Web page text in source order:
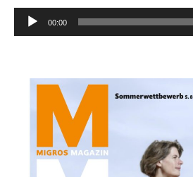
Audio-
Player
00:00